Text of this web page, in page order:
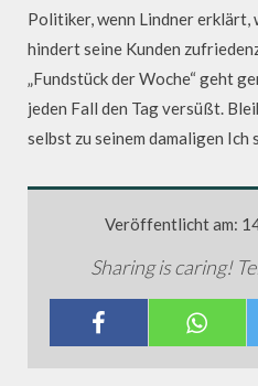
Politiker, wenn Lindner erklärt,
hindert seine Kunden
„Fundstück der Woche“ geht
jeden Fall den Tag versüßt.
selbst zu seinem damaligen Ich
Veröffentlicht am:
Sharing is caring!